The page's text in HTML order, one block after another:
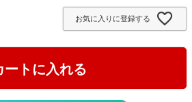
お気に入りに登録する
ートに入れる